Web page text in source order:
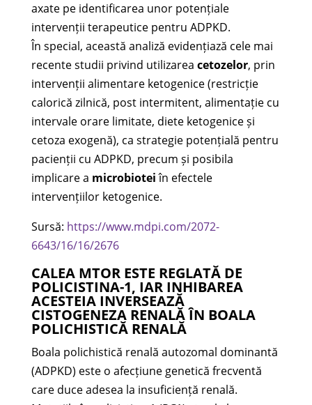
axate pe identificarea unor potențiale
intervenții terapeutice pentru ADPKD.
În special, această analiză evidențiază cele mai
recente studii privind utilizarea cetozelor, prin
intervenții alimentare ketogenice (restricție
calorică zilnică, post intermitent, alimentație cu
intervale orare limitate, diete ketogenice și
cetoza exogenă), ca strategie potențială pentru
pacienții cu ADPKD, precum și posibila
implicare a microbioteiîn efectele
intervențiilor ketogenice.
Sursă: https://www.mdpi.com/2072-
6643/16/16/2676
CALEA MTOR ESTE REGLATĂ DE
POLICISTINA-1, IAR INHIBAREA
ACESTEIA INVERSEAZĂ
CISTOGENEZA RENALĂ ÎN BOALA
POLICHISTICĂ RENALĂ
Boala polichistică renală autozomal dominantă
(ADPKD) este o afecțiune genetică frecventă
care duce adesea la insuficiență renală.